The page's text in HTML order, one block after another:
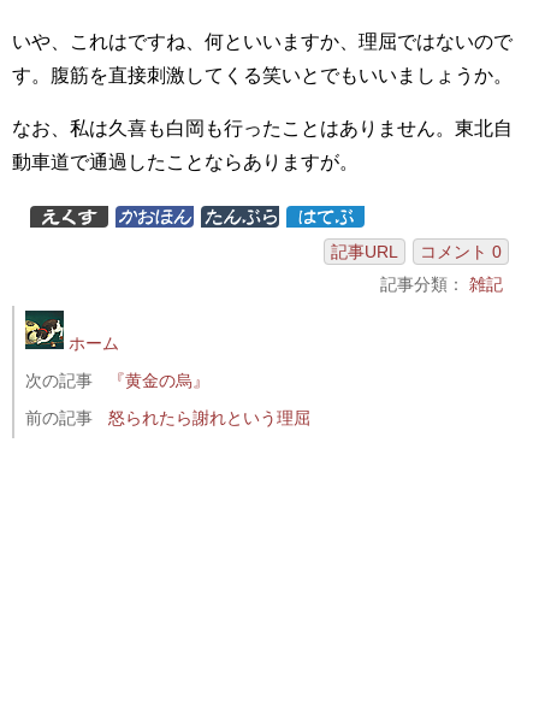
いや、これはですね、何といいますか、理屈ではないので
す。腹筋を直接刺激してくる笑いとでもいいましょうか。
なお、私は久喜も白岡も行ったことはありません。東北自
動車道で通過したことならありますが。
記事URL
コメント 0
記事分類： 雑記
ホーム
次の記事
『黄金の烏』
前の記事
怒られたら謝れという理屈